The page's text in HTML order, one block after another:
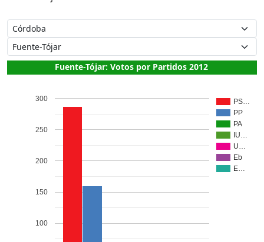
Fuente-Tójar: Votos por Partidos 2012
PS…
PP
PA
IU…
U…
Eb
E…
100
150
200
250
300